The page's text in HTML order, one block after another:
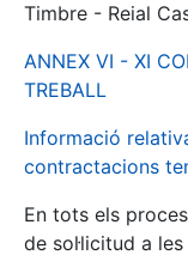
Mostra/Amaga
Timbre - Reial
ANNEX VI - XI
TREBALL
Informació
contractacions
En tots els
de sol·licitud a